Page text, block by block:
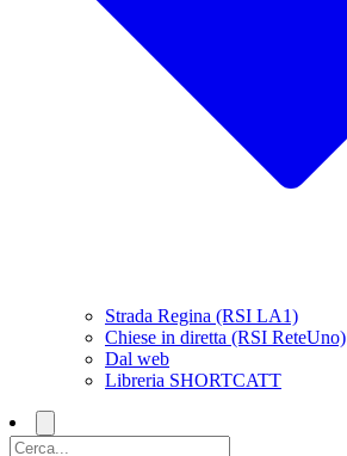
Strada Regina (RSI LA1)
Chiese in diretta (RSI ReteUno)
Dal web
Libreria SHORTCATT